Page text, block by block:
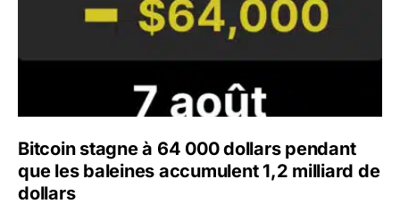
Bitcoin stagne à 64 000 dollars pendant
que les baleines accumulent 1,2 milliard de
dollars